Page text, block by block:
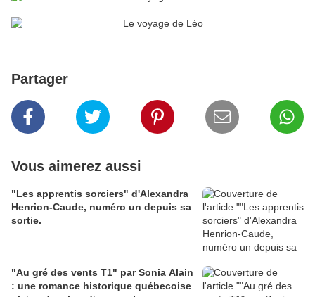
Partager
Vous aimerez aussi
"Les apprentis sorciers" d'Alexandra
Henrion-Caude, numéro un depuis sa
sortie.
"Au gré des vents T1" par Sonia Alain
: une romance historique québecoise